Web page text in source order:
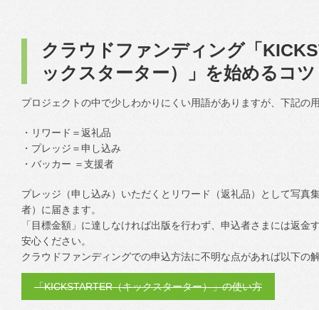
クラウドファンディング「
ックスターター）」を始めるコツ
プロジェクトの中で少しわかりにくい用語がありますが、下記の
・リワード＝返礼品
・プレッジ＝申し込み
・バッカー ＝支援者
プレッジ（申し込み）いただくとリワード（返礼品）として写真
者）に届きます。
「目標金額」に達しなければ出版を行わず、申込者さまには返金
安心ください。
クラウドファンディングでの申込方法に不明な点があれば以下の
「KICKSTARTER（キックスターター）」の使い方